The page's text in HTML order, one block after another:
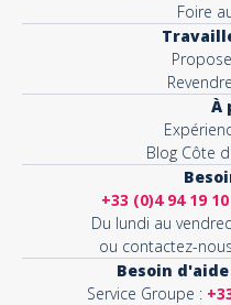
Foire
À
Blog Côte
+33 (0)4 94 19
Du lundi au
ou contactez-
Besoin
Service Groupe :